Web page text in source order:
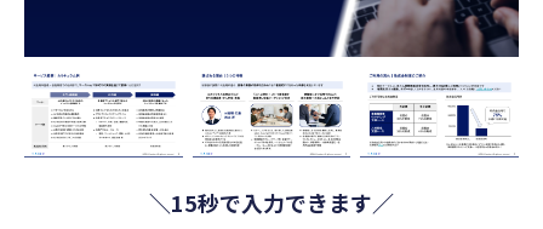
＼15秒で入力できます／